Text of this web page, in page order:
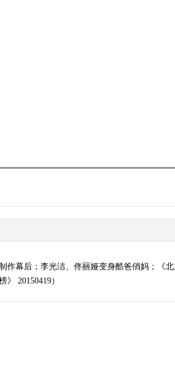
作幕后；李光洁、佟丽娅变身酷爸俏妈；《
20150419）